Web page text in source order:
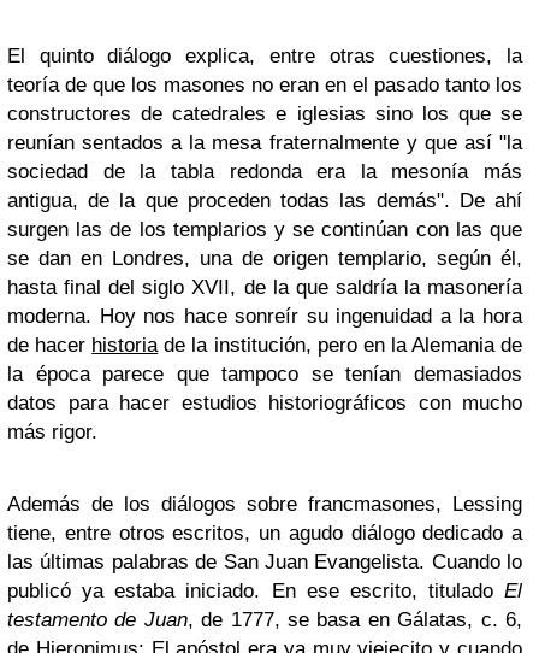
El quinto diálogo explica, entre otras cuestiones, la
teoría de que los masones no eran en el pasado tanto los
constructores de catedrales e iglesias sino los que se
reunían sentados a la mesa fraternalmente y que así "la
sociedad de la tabla redonda era la mesonía más
antigua, de la que proceden todas las demás". De ahí
surgen las de los templarios y se continúan con las que
se dan en Londres, una de origen templario, según él,
hasta final del siglo XVII, de la que saldría la masonería
moderna. Hoy nos hace sonreír su ingenuidad a la hora
de hacer historiade la institución, pero en la Alemania de
la época parece que tampoco se tenían demasiados
datos para hacer estudios historiográficos con mucho
más rigor.
Además de los diálogos sobre francmasones, Lessing
tiene, entre otros escritos, un agudo diálogo dedicado a
las últimas palabras de San Juan Evangelista. Cuando lo
publicó ya estaba iniciado. En ese escrito, titulado El
testamento de Juan, de 1777, se basa en Gálatas, c. 6,